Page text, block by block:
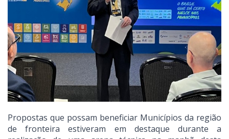
Propostas que possam beneficiar Municípios da região
de fronteira estiveram em destaque durante a